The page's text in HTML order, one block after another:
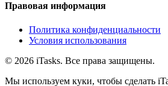
Правовая информация
Политика конфиденциальности
Условия использования
© 2026 iTasks. Все права защищены.
Мы используем куки, чтобы сделать